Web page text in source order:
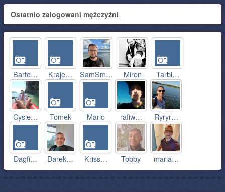
Ostatnio zalogowani mężczyźni
Barte… Kraje… SamSm… Miron Tarbi…
Cysie… Tomek Mario rafiw… Ryryr…
Dagfi… Darek… Kriss… Tobby maria…